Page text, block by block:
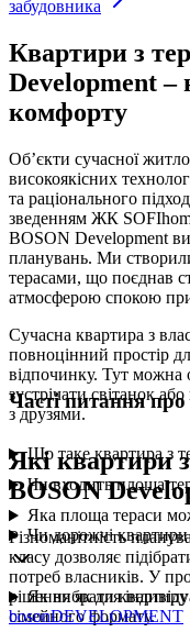
забудовника
Квартири з
Development –
комфорту
Об’єкти сучасної
високоякісних
та раціонального
зведенням ЖК
BOSON Development
планувань. Ми
терасами, що поєднав
атмосферою спокою
Сучасна квартира з
повноцінний простір
відпочинку. Тут
зустрічати світанок
з друзями.
Які квартири
BOSON
Різноманітність
класу дозволяє
потреб власників. У
рішення як для
сімейного формату.
Часті питання
Що таке квартира з
Чи входить площа
Яка площа тераси
Чи дорожчі квартири
Як вибрати
bosonDEVELOPMENT